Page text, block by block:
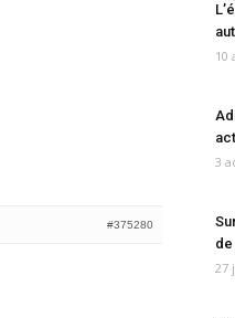
#375280
10
3
de
27